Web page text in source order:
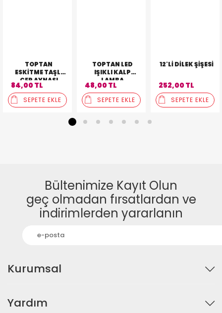
TOPTAN
ESKITME TAŞLI
CEP AYNASI
84,00 TL
SEPETE EKLE
TOPTAN LED
IŞIKLI KALP
LAMBA
48,00 TL
SEPETE EKLE
12'LI DILEK ŞIŞESI
252,00 TL
SEPETE EKLE
2 3 4 5 6 7
Bültenimize Kayıt Olun
geç olmadan fırsatlardan ve
indirimlerden yararlanın
Kurumsal
Yardım